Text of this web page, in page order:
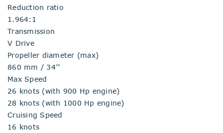
Reduction ratio
1.964:1
Transmission
V Drive
Propeller diameter (max)
860 mm / 34’’
Max Speed
26 knots (with 900 Hp engine)
28 knots (with 1000 Hp engine)
Cruising Speed
16 knots